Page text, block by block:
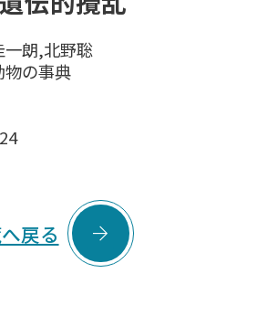
中
一朗,北野聡
物の事典
戻る 